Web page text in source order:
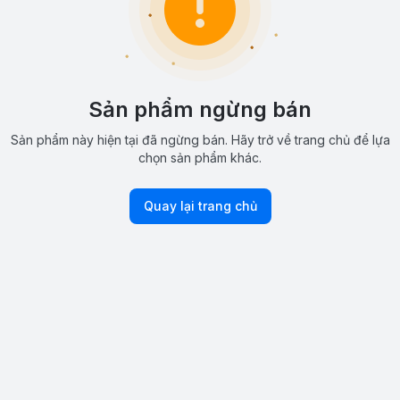
Sản phẩm ngừng bán
Sản phẩm này hiện tại đã ngừng bán. Hãy trở về trang chủ để lựa
chọn sản phẩm khác.
Quay lại trang chủ